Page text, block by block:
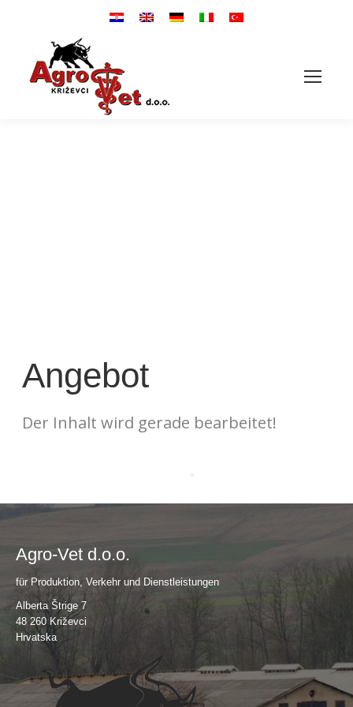
Angebot
Der Inhalt wird gerade bearbeitet!
Agro-Vet d.o.o.
für Produktion, Verkehr und Dienstleistungen
Alberta Štrige 7
48 260 Križevci
Hrvatska